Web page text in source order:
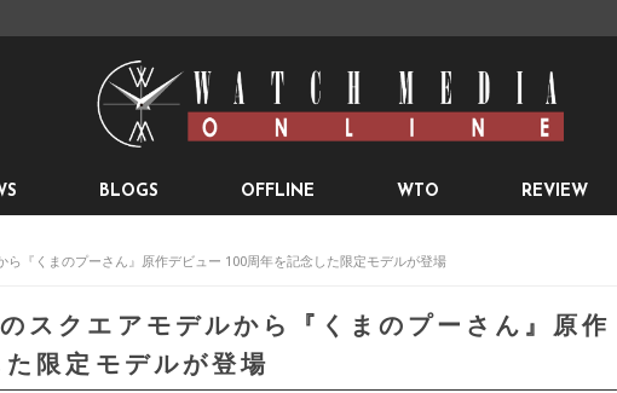
BLOGS OFFLINE WTO REVIEW
『くまのプーさん』原作デビュー 100周年を記念した限定モデルが登場
スクエアモデルから『くまのプーさん』原作
限定モデルが登場